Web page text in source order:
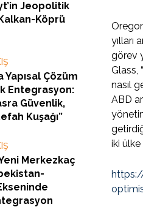
Jeopolitik
Köprü
Yapısal Çözüm
Entegrasyon:
Güvenlik,
Kuşağı”
Merkezkaç
yılları
görev
Glass,
nasıl
ABD
iki ülke